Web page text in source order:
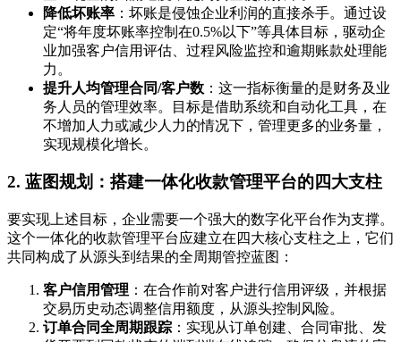
降低坏账率 ：坏账是侵蚀企业利润的直接杀手。通过设
定“将年度坏账率控制在0.5%以下”等具体目标，驱动企
业加强客户信用评估、过程风险监控和逾期账款处理能
力。
提升人均管理合同/客户数 ：这一指标衡量的是财务及业
务人员的管理效率。目标是借助系统和自动化工具，在
不增加人力或减少人力的情况下，管理更多的业务量，
实现规模化增长。
2. 蓝图规划：搭建一体化收款管理平台的四大支柱
要实现上述目标，企业需要一个强大的数字化平台作为支撑。
这个一体化的收款管理平台应建立在四大核心支柱之上，它们
共同构成了从源头到结果的全周期管控蓝图：
客户信用管理 ：在合作前对客户进行信用评级，并根据
交易历史动态调整信用额度，从源头控制风险。
订单合同全周期跟踪 ：实现从订单创建、合同审批、发